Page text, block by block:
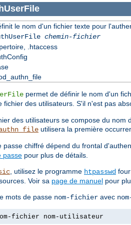
le nom d'un fichier texte pour
chemin-fichier
.htaccess
permet de définir le nom d'un
fichier des utilisateurs. S'il n'est pas
des utilisateurs se compose du
utilisera la première
passe chiffré dépend du frontal
passe pour plus de détails.
, utilisez le programme htpasswd
Voir sa page de manuel pour
mots de passe nom-fichier avec
fichier nom-utilisateur